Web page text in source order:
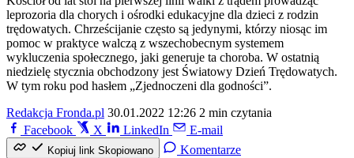
leprozoria dla chorych i ośrodki edukacyjne dla dzieci z rodzin
trędowatych. Chrześcijanie często są jedynymi, którzy niosąc im
pomoc w praktyce walczą z wszechobecnym systemem
wykluczenia społecznego, jaki generuje ta choroba. W ostatnią
niedzielę stycznia obchodzony jest Światowy Dzień Trędowatych.
W tym roku pod hasłem „Zjednoczeni dla godności”.
Redakcja Fronda.pl 30.01.2022 12:26 2 min czytania
Facebook
X LinkedIn E-mail
Kopiuj link Skopiowano Komentarze